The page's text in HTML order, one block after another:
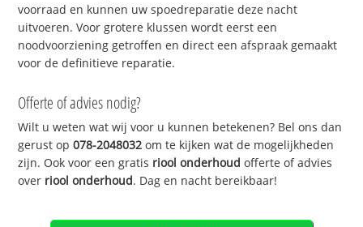
voorraad en kunnen uw spoedreparatie deze nacht
uitvoeren. Voor grotere klussen wordt eerst een
noodvoorziening getroffen en direct een afspraak gemaakt
voor de definitieve reparatie.
Offerte of advies nodig?
Wilt u weten wat wij voor u kunnen betekenen? Bel ons dan
gerust op078-2048032 om te kijken wat de mogelijkheden
zijn. Ook voor een gratis riool onderhoud offerte of advies
over riool onderhoud. Dag en nacht bereikbaar!